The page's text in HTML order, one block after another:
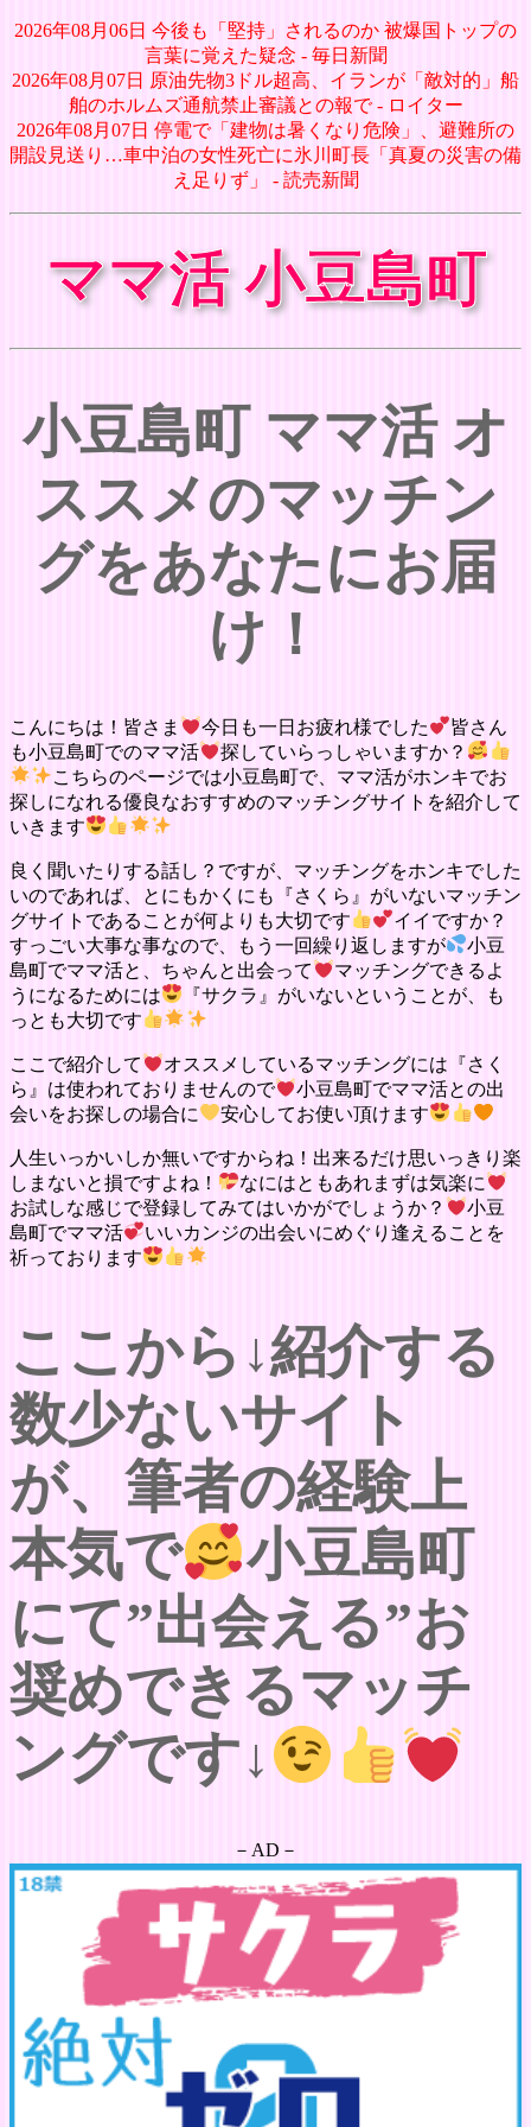
2026年08月06日 今後も「堅持」されるのか 被爆国トップの
言葉に覚えた疑念 - 毎日新聞
2026年08月07日 原油先物3ドル超高、イランが「敵対的」船
舶のホルムズ通航禁止審議との報で - ロイター
2026年08月07日 停電で「建物は暑くなり危険」、避難所の
開設見送り…車中泊の女性死亡に氷川町長「真夏の災害の備
え足りず」 - 読売新聞
ママ活 小豆島町
小豆島町 ママ活 オ
ススメのマッチン
グをあなたにお届
け！
こんにちは！皆さま 今日も一日お疲れ様でした
皆さん
も小豆島町でのママ活
探していらっしゃいますか？
こちらのページでは小豆島町で、ママ活がホンキでお
探しになれる優良なおすすめのマッチングサイトを紹介して
いきます
良く聞いたりする話し？ですが、マッチングをホンキでした
いのであれば、とにもかくにも『さくら』がいないマッチン
グサイトであることが何よりも大切です
イイですか？
すっごい大事な事なので、もう一回繰り返しますが
小豆
島町でママ活と、ちゃんと出会って
マッチングできるよ
うになるためには
『サクラ』がいないということが、も
っとも大切です
ここで紹介して
オススメしているマッチングには『さく
ら』は使われておりませんので
小豆島町でママ活との出
会いをお探しの場合に
安心してお使い頂けます
人生いっかいしか無いですからね！出来るだけ思いっきり楽
しまないと損ですよね！
なにはともあれまずは気楽に
お試しな感じで登録してみてはいかがでしょうか？
小豆
島町でママ活
いいカンジの出会いにめぐり逢えることを
祈っております
ここから↓紹介する
数少ないサイト
が、筆者の経験上
本気で
小豆島町
にて”出会える”お
奨めできるマッチ
ングです↓
－AD－